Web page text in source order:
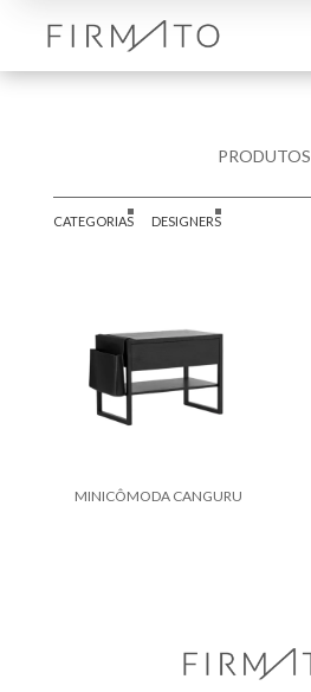
PRODUTOS
CATEGORIAS DESIGNERS
MINICÔMODA CANGURU